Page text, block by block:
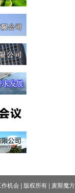
作机会| 版权所有| 麦斯魔方